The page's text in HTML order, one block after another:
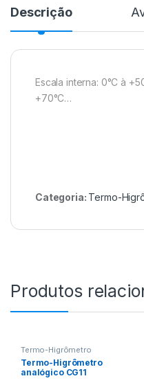
Descrição
Escala interna: 0°C à
+70°C…
Categoria: Termo-
Produtos
Termo-Higrômetro
Termo-Higrômetro
analógico CG11